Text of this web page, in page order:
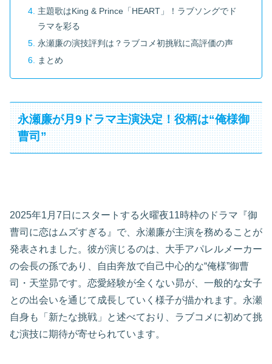
主題歌はKing & Prince「HEART」！ラブソングでド
ラマを彩る
永瀬廉の演技評判は？ラブコメ初挑戦に高評価の声
まとめ
永瀬廉が月9ドラマ主演決定！役柄は“俺様御
曹司”
2025年1月7日にスタートする火曜夜11時枠のドラマ『御
曹司に恋はムズすぎる』で、永瀬廉が主演を務めることが
発表されました。彼が演じるのは、大手アパレルメーカー
の会長の孫であり、自由奔放で自己中心的な“俺様”御曹
司・天堂昴です。恋愛経験が全くない昴が、一般的な女子
との出会いを通じて成長していく様子が描かれます。永瀬
自身も「新たな挑戦」と述べており、ラブコメに初めて挑
む演技に期待が寄せられています。